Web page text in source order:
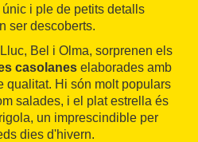
i ple de petits detalls
ser descoberts.
Bel i Olma, sorprenen els
casolanes elaborades amb
qualitat. Hi són molt populars
salades, i el plat estrella és
un imprescindible per
dies d'hivern.